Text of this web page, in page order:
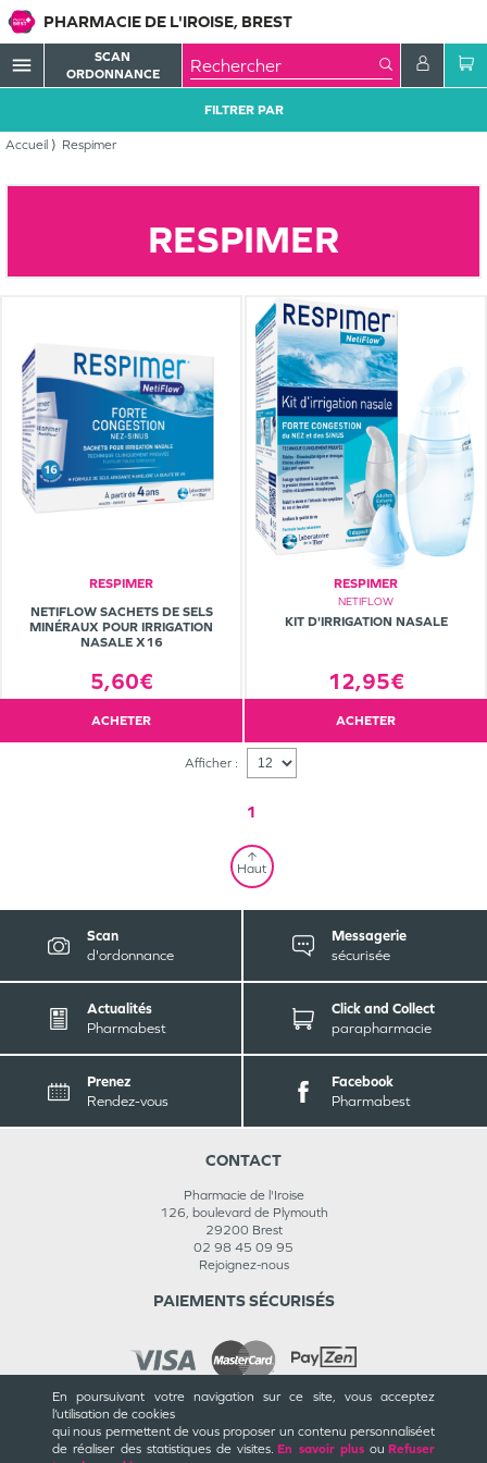
En poursuivant votre navigation sur ce site, vous acceptez
l’utilisation de cookies
qui nous permettent de vous proposer un contenu personnaliséet
de réaliser des statistiques de visites. En savoir plusou Refuser
PHARMACIE DE L'IROISE, BREST
menu
SCAN
ORDONNANCE
Accueil Respimer
FILTRER PAR
RESPIMER
RESPIMER
NETIFLOW SACHETS DE SELS
MINÉRAUX POUR IRRIGATION
NASALE X16
5,60€
ACHETER
RESPIMER
NETIFLOW
KIT D'IRRIGATION NASALE
12,95€
ACHETER
Afficher :
1
Haut
Scan
d'ordonnance
Messagerie
sécurisée
Actualités
Pharmabest
Click and Collect
parapharmacie
Prenez
Rendez-vous
Facebook
Pharmabest
CONTACT
Pharmacie de l'Iroise
126, boulevard de Plymouth
29200 Brest
02 98 45 09 95
Rejoignez-nous
CGU / CGV
PAIEMENTS SÉCURISÉS